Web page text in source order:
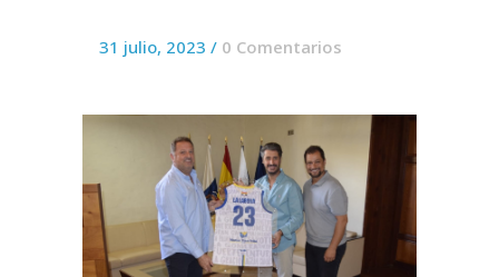
31 julio, 2023 / 0 Comentarios